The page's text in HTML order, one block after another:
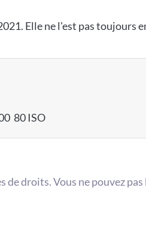
Elle ne l'est pas toujours
80 ISO
droits. Vous ne pouvez pas